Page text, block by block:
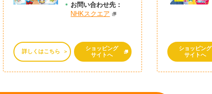
お問い合わせ先：
NHKスクエア
詳しくはこちら
ショッピング
サイトへ
ショッピング
サイトへ